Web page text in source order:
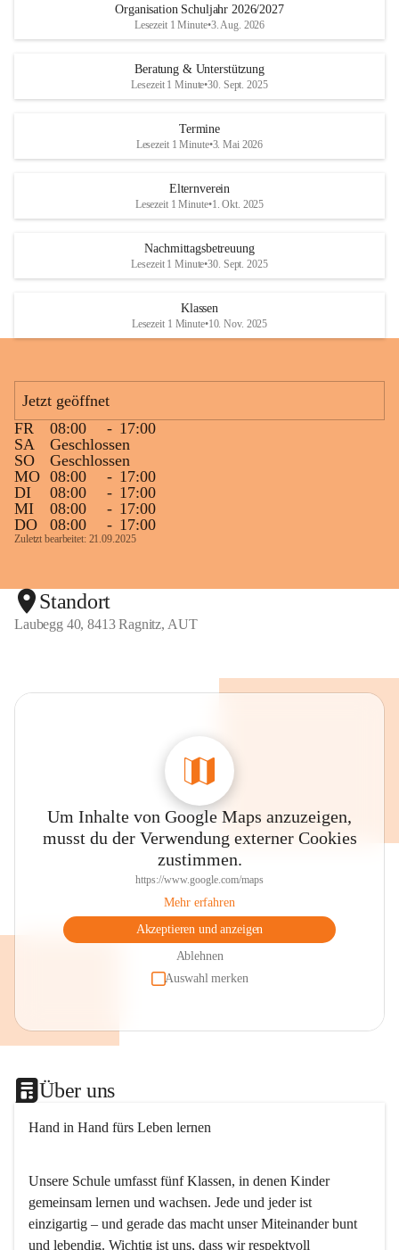
Zielschießen mit Wasserpistolen oder Schwämmen Treffsicherheit
bewiesen werden musste.
Niemand blieb trocken, und die Kinder genossen die willkommene
Abkühlung bei sommerlichen Temperaturen. Mit vielen lachenden
Organisation Schuljahr 2026/2027
Lesezeit 1 Minute•3. Aug. 2026
Beratung & Unterstützung
Lesezeit 1 Minute•30. Sept. 2025
Termine
Lesezeit 1 Minute•3. Mai 2026
Elternverein
Lesezeit 1 Minute•1. Okt. 2025
Nachmittagsbetreuung
Lesezeit 1 Minute•30. Sept. 2025
Klassen
Lesezeit 1 Minute•10. Nov. 2025
Jetzt geöffnet
FR
08:00 - 17:00
SA
Geschlossen
SO
Geschlossen
MO 08:00 - 17:00
DI
08:00 - 17:00
MI
08:00 - 17:00
DO
08:00 - 17:00
Zuletzt bearbeitet: 21.09.2025
Standort
Laubegg 40, 8413 Ragnitz, AUT
Um Inhalte von Google Maps anzuzeigen,
musst du der Verwendung externer Cookies
zustimmen.
https://www.google.com/maps
Mehr erfahren
Akzeptieren und anzeigen
Ablehnen
Auswahl merken
Über uns
Hand in Hand fürs Leben lernen
Unsere Schule umfasst fünf Klassen, in denen Kinder
gemeinsam lernen und wachsen. Jede und jeder ist
einzigartig – und gerade das macht unser Miteinander bunt
und lebendig. Wichtig ist uns, dass wir respektvoll